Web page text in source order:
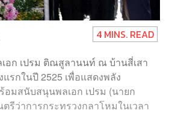
4 MINS. READ
เอก เปรม ติณสูลานนท์ ณ บ้านสี่เสา
แรกในปี 2525 เพื่อแสดงพลัง
มสนับสนุนพลเอก เปรม (นายก
รีว่าการกระทรวงกลาโหมในเวลา